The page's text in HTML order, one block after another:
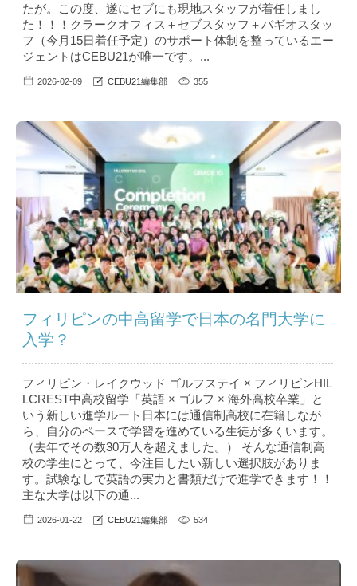
たが。この度、遂にセブにも現地スタッフが着任しまし
た！！！クラークオフィス＋セブスタッフ＋バギオスタッ
フ（今月15日着任予定）のサポート体制を整っているエー
ジェントはCEBU21が唯一です。...
2026-02-09 CEBU21編集部 355
フィリピンの中高留学で日本の名門大学に
入学？
フィリピン・レイクウッド ゴルフステイ × フィリピンHIL
LCREST中高校留学「英語 × ゴルフ × 海外高校卒業」と
いう新しい進学ルート日本には通信制高校に在籍しなが
ら、自分のペースで学習を進めている生徒が多くいます。
（去年でその数30万人を超えました。） そんな通信制高
校の学生にとって、今注目したい新しい選択肢がありま
す。試験なしで英語の実力と書類だけで進学できます！！
主な大学は以下の通...
2026-01-22 CEBU21編集部 534